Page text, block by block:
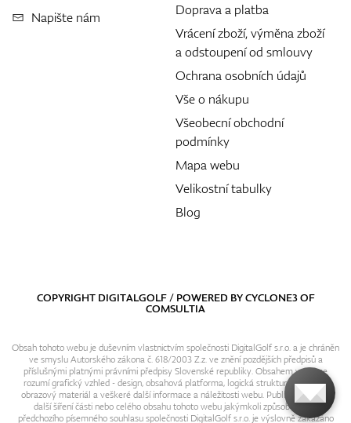
Napište nám
Doprava a platba
Vrácení zboží, výměna zboží
a odstoupení od smlouvy
Ochrana osobních údajů
Vše o nákupu
Všeobecní obchodní
podmínky
Mapa webu
Velikostní tabulky
Blog
COPYRIGHT DIGITALGOLF / POWERED BYCYCLONE3OF
COMSULTIA
Obsah tohoto webu je duševním vlastnictvím společnosti DigitalGolf s.r.o. a je chráněn
ve smyslu Autorského zákona č. 618/2003 Z.z. ve znění pozdějších předpisů a
příslušnými platnými právními předpisy Slovenské republiky. Obsahem webu se
rozumí grafický vzhled - design, obsahová platforma, logická struktura, textový i
obrazový materiál a veškeré další informace a náležitosti webu. Publikování resp.
další šíření části nebo celého obsahu tohoto webu jakýmkoli způsobem bez
předchozího písemného souhlasu společnosti DigitalGolf s.r.o. je výslovně zakázáno